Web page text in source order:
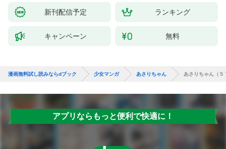
新刊配信予定 ランキング
キャンペーン 無料
漫画無料試し読みならdブック 少女マンガ あさりちゃん あさりちゃん（５
アプリならもっと便利で快適に！